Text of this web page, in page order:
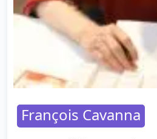
François Cavanna